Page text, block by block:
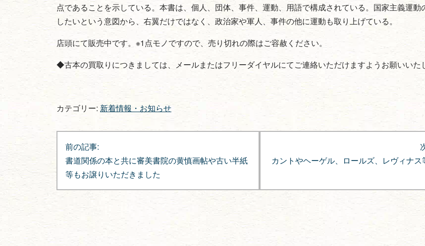
点であることを示している。本書は、個人、団体、事件、運動、用語で構成されている。国家主義運動
したいという意図から、右翼だけではなく、政治家や軍人、事件の他に運動も取り上げている。
店頭にて販売中です。※1点モノですので、売り切れの際はご容赦ください。
◆古本の買取りにつきましては、メールまたはフリーダイヤルにてご連絡いただけますようお願いいた
カテゴリー: 新着情報・お知らせ
投
稿
ナ
ビ
前の記事:
書道関係の本と共に審美書院の黄慎画帖や古い半紙
等もお譲りいただきました
カントやヘーゲル、ロールズ、レヴィナス